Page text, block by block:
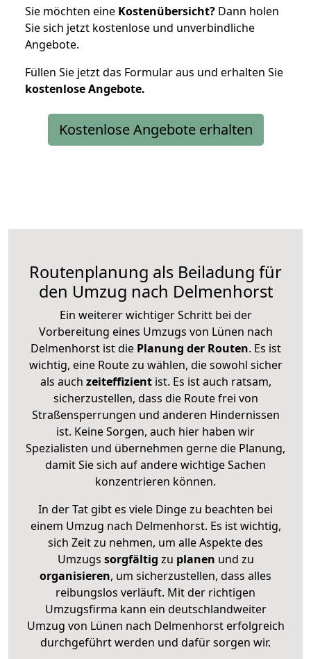
Sie möchten eine Kostenübersicht? Dann holen
Sie sich jetzt kostenlose und unverbindliche
Angebote.
Füllen Sie jetzt das Formular aus und erhalten Sie
kostenloseAngebote.
Kostenlose Angebote erhalten
Routenplanung als Beiladung für
den Umzug nach Delmenhorst
Ein weiterer wichtiger Schritt bei der
Vorbereitung eines Umzugs von Lünen nach
Delmenhorst ist diePlanung der Routen. Es ist
wichtig, eine Route zu wählen, die sowohl sicher
als auch zeiteffizientist. Es ist auch ratsam,
sicherzustellen, dass die Route frei von
Straßensperrungen und anderen Hindernissen
ist. Keine Sorgen, auch hier haben wir
Spezialisten und übernehmen gerne die Planung,
damit Sie sich auf andere wichtige Sachen
konzentrieren können.
In der Tat gibt es viele Dinge zu beachten bei
einem Umzug nach Delmenhorst. Es ist wichtig,
sich Zeit zu nehmen, um alle Aspekte des
Umzugs sorgfältig zu planen und zu
organisieren, um sicherzustellen, dass alles
reibungslos verläuft. Mit der richtigen
Umzugsfirma kann ein deutschlandweiter
Umzug von Lünen nach Delmenhorst erfolgreich
durchgeführt werden und dafür sorgen wir.